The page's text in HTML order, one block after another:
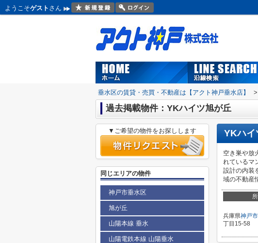
ようこそゲスト さん
垂水区の賃貸・売買・不動産は【アクト神戸垂水店】 >
過去掲載物件：YKハイツ旭が丘
YKハイ
空き巣や放
れているマ
設計の内装
域の不動産
兵庫県神戸
丁目15-58
▼ご希望の物件をお探しします
同じエリアの物件
神戸市垂水区
旭が丘
山陽本線 垂水
山陽電鉄本線 山陽垂水